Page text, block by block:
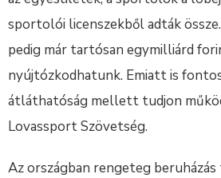
sportolói licenszekből adták
pedig már tartósan egymilliárd
nyújtózkodhatunk. Emiatt is
átláthatóság mellett tudjon
Lovassport Szövetség.
Az országban rengeteg